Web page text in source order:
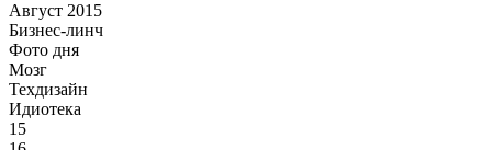
Август 2015
Бизнес-линч
Фото дня
Мозг
Техдизайн
Идиотека
15